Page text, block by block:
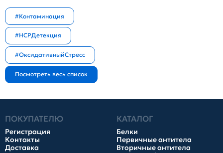
#Контаминация
#HCPДетекция
#ОксидативныйСтресс
ПОКУПАТЕЛЮ
Регистрация
Контакты
Доставка
КАТАЛОГ
Белки
Первичные антитела
Вторичные антитела